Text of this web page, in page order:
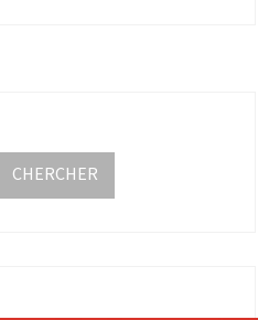
CHERCHER